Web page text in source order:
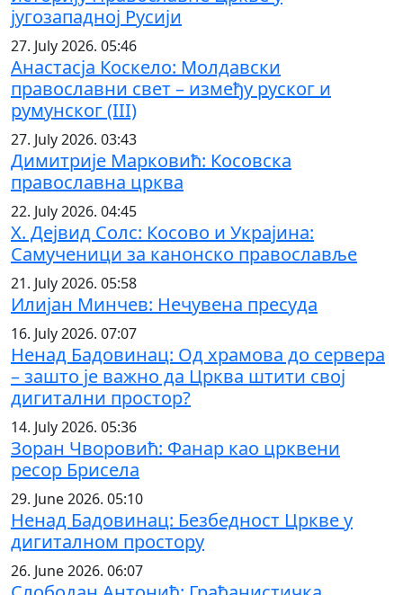
југозападној Русији
27. July 2026. 05:46
Анастасја Коскело: Молдавски
православни свет – између руског и
румунског (III)
27. July 2026. 03:43
Димитрије Марковић: Косовска
православна црква
22. July 2026. 04:45
Х. Дејвид Солс: Косово и Украјина:
Самученици за канонско православље
21. July 2026. 05:58
Илијан Минчев: Нечувена пресуда
16. July 2026. 07:07
Ненад Бадовинац: Од храмова до сервера
– зашто је важно да Црква штити свој
дигитални простор?
14. July 2026. 05:36
Зоран Чворовић: Фанар као црквени
ресор Брисела
29. June 2026. 05:10
Ненад Бадовинац: Безбедност Цркве у
дигиталном простору
26. June 2026. 06:07